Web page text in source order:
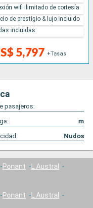
5,797 +Tasas
wifi ilimitado de cortesía
de prestigio & lujo incluido
incluidas
pasajeros:
m
Nudos
Ponant
L Austral
Ponant
L Austral